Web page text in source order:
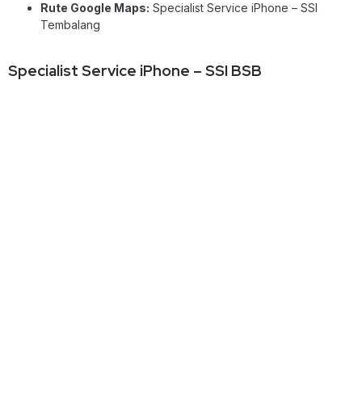
Rute Google Maps: Specialist Service iPhone – SSI
Tembalang
Specialist Service iPhone – SSI BSB